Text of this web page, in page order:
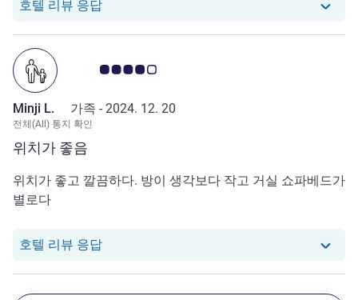
호텔 리뷰 응답당 호텔에서는 지민로부터의 리뷰에 응답했
위치가 좋음
고객 평점 4.0/5
Minji L. 가족 - 2024. 12. 20
전체(All) 통지 확인
위치가 좋고 깔끔하다. 방이 생각보다 작고 거실 쇼파베드가
별로다
호텔 리뷰 응답당 호텔에서는 Minji L.로부터의 리뷰에 응답